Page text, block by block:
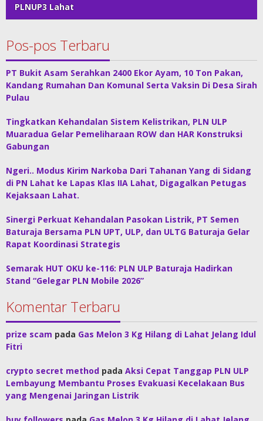
PLNUP3 Lahat
Pos-pos Terbaru
PT Bukit Asam Serahkan 2400 Ekor Ayam, 10 Ton Pakan,
Kandang Rumahan Dan Komunal Serta Vaksin Di Desa Sirah
Pulau
Tingkatkan Kehandalan Sistem Kelistrikan, PLN ULP
Muaradua Gelar Pemeliharaan ROW dan HAR Konstruksi
Gabungan
Ngeri.. Modus Kirim Narkoba Dari Tahanan Yang di Sidang
di PN Lahat ke Lapas Klas IIA Lahat, Digagalkan Petugas
Kejaksaan Lahat.
Sinergi Perkuat Kehandalan Pasokan Listrik, PT Semen
Baturaja Bersama PLN UPT, ULP, dan ULTG Baturaja Gelar
Rapat Koordinasi Strategis
Semarak HUT OKU ke-116: PLN ULP Baturaja Hadirkan
Stand “Gelegar PLN Mobile 2026”
Komentar Terbaru
prize scam pada Gas Melon 3 Kg Hilang di Lahat Jelang Idul
Fitri
crypto secret method pada Aksi Cepat Tanggap PLN ULP
Lembayung Membantu Proses Evakuasi Kecelakaan Bus
yang Mengenai Jaringan Listrik